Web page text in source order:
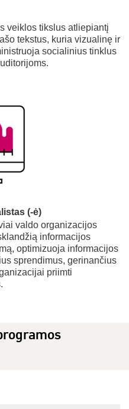
veiklos tikslus atliepiantį
tekstus, kuria vizualinę ir
socialinius tinklus
(-ė)
valdo organizacijos
informacijos
optimizuoja informacijos
sprendimus, gerinančius
priimti